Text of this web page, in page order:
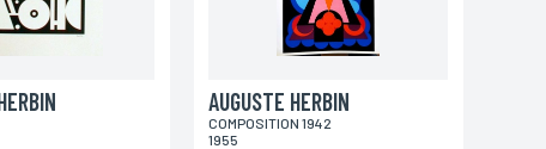
AUGUSTE HERBIN
COMPOSITION 1942
1955